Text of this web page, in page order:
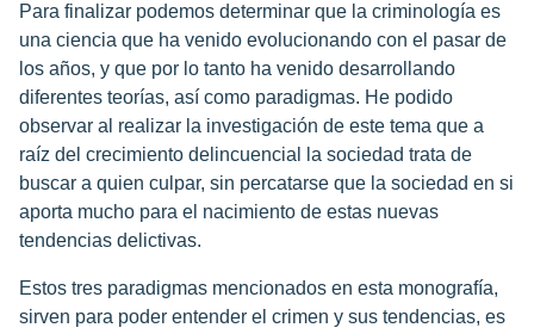
Para finalizar podemos determinar que la criminología es
una ciencia que ha venido evolucionando con el pasar de
los años, y que por lo tanto ha venido desarrollando
diferentes teorías, así como paradigmas. He podido
observar al realizar la investigación de este tema que a
raíz del crecimiento delincuencial la sociedad trata de
buscar a quien culpar, sin percatarse que la sociedad en si
aporta mucho para el nacimiento de estas nuevas
tendencias delictivas.
Estos tres paradigmas mencionados en esta monografía,
sirven para poder entender el crimen y sus tendencias, es